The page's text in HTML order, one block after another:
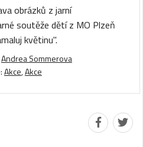
obrázků z jarní
soutěže dětí z MO Plzeň
květinu".
Andrea Sommerova
Akce,Akce